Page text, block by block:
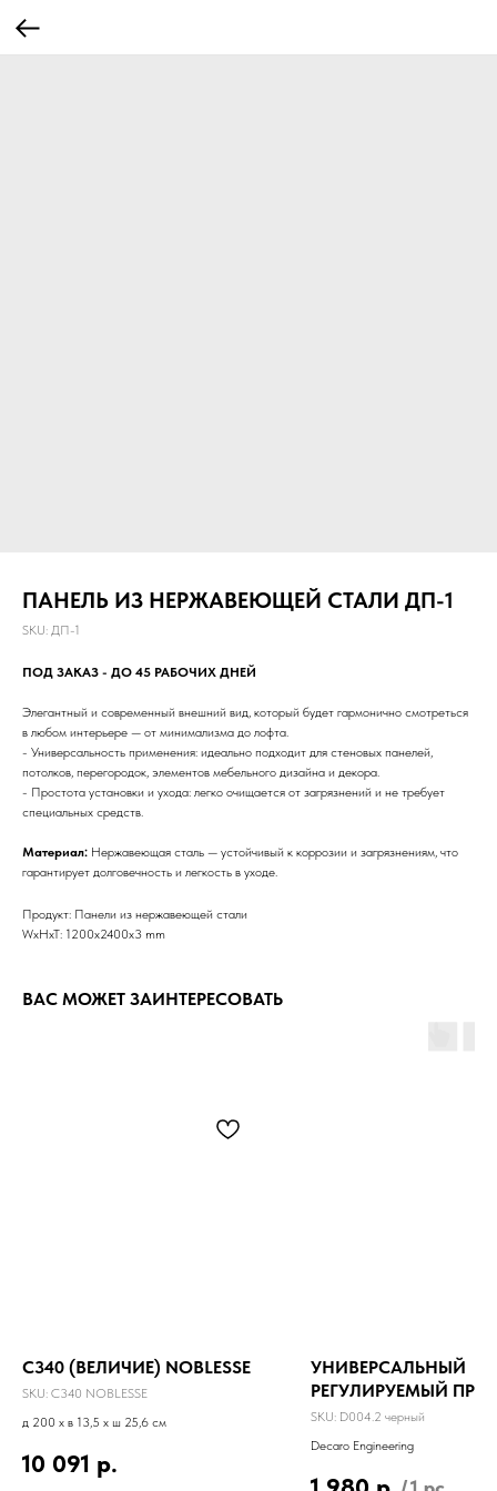
ПАНЕЛЬ ИЗ НЕРЖАВЕЮЩЕЙ СТАЛИ ДП-1
SKU: ДП-1
ПОД ЗАКАЗ - ДО 45 РАБОЧИХ ДНЕЙ
Элегантный и современный внешний вид, который будет гармонично смотреться
в любом интерьере — от минимализма до лофта.
- Универсальность применения: идеально подходит для стеновых панелей,
потолков, перегородок, элементов мебельного дизайна и декора.
- Простота установки и ухода: легко очищается от загрязнений и не требует
специальных средств.
Материал: Нержавеющая сталь — устойчивый к коррозии и загрязнениям, что
гарантирует долговечность и легкость в уходе.
Продукт: Панели из нержавеющей стали
WxHxT: 1200x2400x3 mm
ВАС МОЖЕТ ЗАИНТЕРЕСОВАТЬ
C340 (ВЕЛИЧИЕ) NOBLESSE
SKU: C340 NOBLESSE
д 200 x в 13,5 x ш 25,6 см
10 091 р.
УНИВЕРСАЛЬНЫЙ
РЕГУЛИРУЕМЫЙ
D004.2 REGULATED
SKU: D004.2 черный
Decaro Engineering